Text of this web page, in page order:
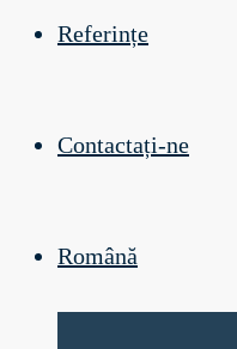
Referințe
Contactați-ne
Română